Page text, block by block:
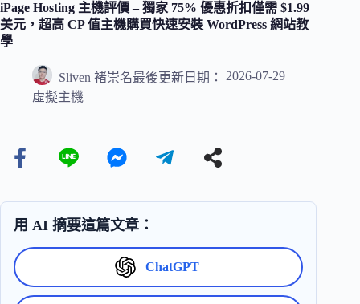
iPage Hosting 主機評價 – 獨家 75% 優惠折扣僅需 $1.99
美元，超高 CP 值主機購買快速安裝 WordPress 網站教
學
Sliven 褚崇名最後更新日期：
2026-07-29
虛擬主機
用 AI 摘要這篇文章：
ChatGPT